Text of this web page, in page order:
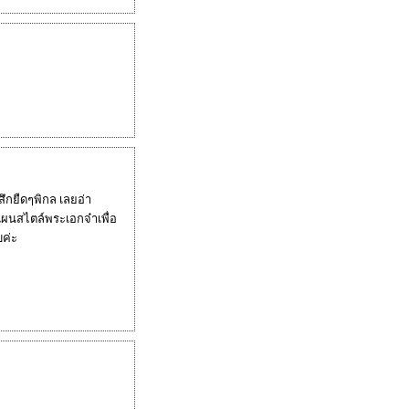
กยืดๆพิกล เลยอ่า
สไตล์พระเอกจ๋าเพื่อ
ค่ะ